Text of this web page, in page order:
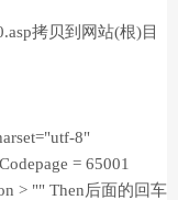
拷贝到网站(根)目
8"
= 65001
> "" Then后面的回车